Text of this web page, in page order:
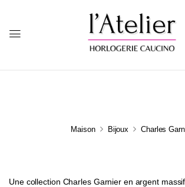
Maison Bijoux Charles
Une collection Charles Garnier en argent